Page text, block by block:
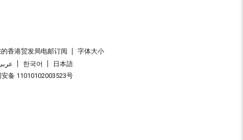
香港贸发局电邮订阅
字体大小
한국어
日本語
备 11010102003523号